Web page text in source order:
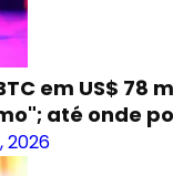
em US$ 78
até onde
2026